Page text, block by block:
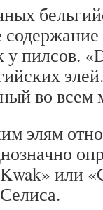
пилсов.
во
элям
или